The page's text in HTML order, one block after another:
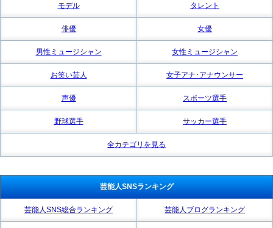
モデル タレント
俳優 女優
男性ミュージシャン 女性ミュージシャン
お笑い芸人 女子アナ･アナウンサー
声優 スポーツ選手
野球選手 サッカー選手
全カテゴリを見る
芸能人SNSランキング
芸能人SNS総合ランキング 芸能人ブログランキング